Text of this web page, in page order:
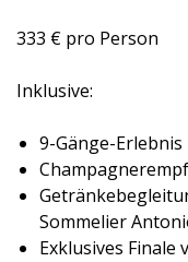
333 € pro Person
Inklusive:
9-Gänge-
Sommelier
Exklusives Finale